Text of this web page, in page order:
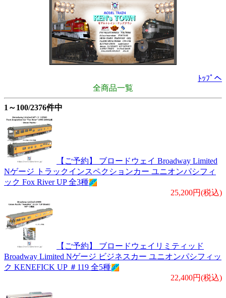
ﾄｯﾌﾟへ
全商品一覧
1～100/2376件中
【ご予約】 ブロードウェイ Broadway Limited
Nゲージ トラックインスペクションカー ユニオンパシフィ
ック Fox River UP 全3種
25,200円(税込)
【ご予約】 ブロードウェイリミティッド
Broadway Limited Nゲージ ビジネスカー ユニオンパシフィッ
ク KENEFICK UP ＃119 全5種
22,400円(税込)